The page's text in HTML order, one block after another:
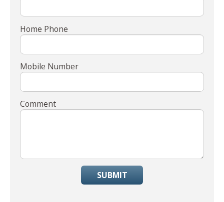
Home Phone
Mobile Number
Comment
SUBMIT